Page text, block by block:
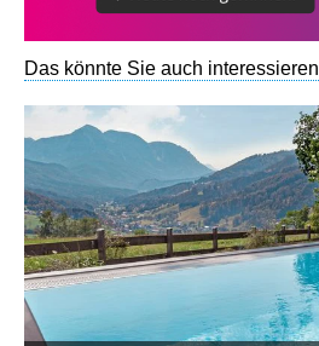
Das könnte Sie auch interessieren